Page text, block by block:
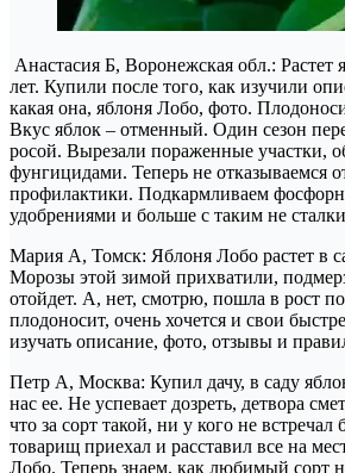
Анастасия Б, Воронежская обл.: Растет
лет. Купили после того, как изучили
какая она, яблоня Лобо, фото.
Вкус яблок – отменный. Один сезон
росой. Вырезали пораженные участки,
фунгицидами. Теперь не отказываемся
профилактики. Подкармливаем
удобрениями и больше с таким не
Мария А, Томск: Яблоня Лобо растет в
Морозы этой зимой прихватили,
отойдет. А, нет, смотрю, пошла в рост
плодоносит, очень хочется и свои
изучать описание, фото, отзывы и
Петр А, Москва: Купил дачу, в саду
нас ее. Не успевает дозреть, детвора
что за сорт такой, ни у кого не встречал
товарищ приехал и расставил все на
Лобо. Теперь знаем, как любимый сорт